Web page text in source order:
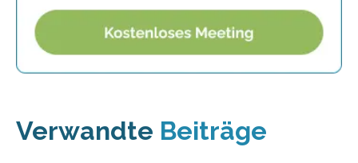
Verwandte Beiträge